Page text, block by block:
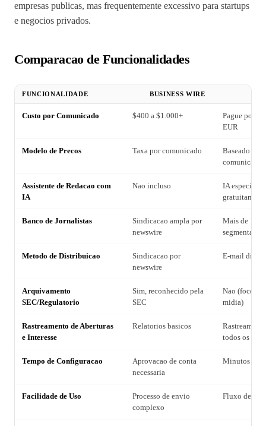
empresas publicas, mas frequentemente excessivo para startups
e negocios privados.
Comparacao de Funcionalidades
FUNCIONALIDADE BUSINESS WIRE
Custo por Comunicado $400 a $1.000+
Pague por
EUR
Modelo de Precos Taxa por comunicado
Baseado em
comunicado
Assistente de Redacao com
IA
Nao incluso
IA
Banco de Jornalistas
Sindicacao ampla por
newswire
Mais de
segmentados
Metodo de Distribuicao
Sindicacao por
newswire
E-mail direto
Arquivamento
SEC/Regulatorio
Sim, reconhecido pela
SEC
Nao (foco
midia)
Rastreamento de Aberturas
e Interesse
Relatorios basicos
todos os
Tempo de Configuracao
Aprovacao de conta
necessaria
Minutos
Facilidade de Uso
Processo de envio
complexo
Fluxo de